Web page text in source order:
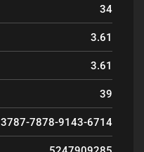
34
3.61
3.61
39
3787-7878-9143-6714